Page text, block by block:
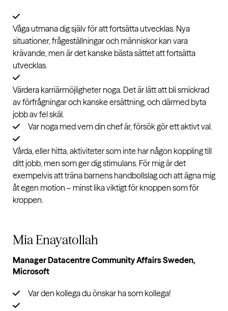
Våga utmana dig själv för att fortsätta utvecklas. Nya
situationer, frågeställningar och människor kan vara
krävande, men är det kanske bästa sättet att fortsätta
utvecklas.
Värdera karriärmöjligheter noga. Det är lätt att bli smickrad
av förfrågningar och kanske ersättning, och därmed byta
jobb av fel skäl.
Var noga med vem din chef är, försök gör ett aktivt val.
Vårda, eller hitta, aktiviteter som inte har någon koppling till
ditt jobb, men som ger dig stimulans. För mig är det
exempelvis att träna barnens handbollslag och att ägna mig
åt egen motion – minst lika viktigt för knoppen som för
kroppen.
Mia Enayatollah
Manager Datacentre Community Affairs Sweden,
Microsoft
Var den kollega du önskar ha som kollega!